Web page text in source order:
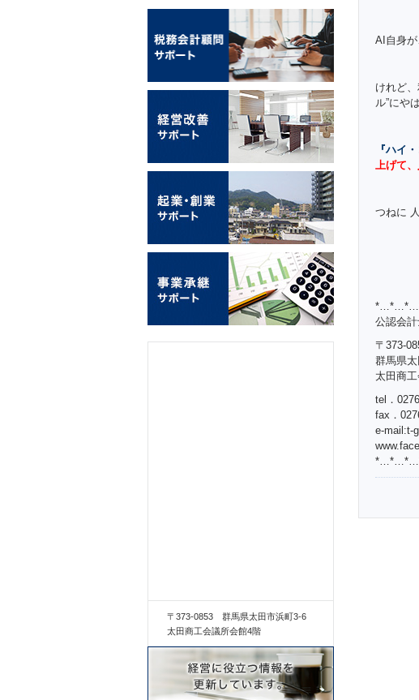
AI自身が
けれど
ル”にや
『ハイ
上げて
つねに
公認会
〒373-
群馬県
太田商
tel．
fax．
e-mail:t-
〒373-0853 群馬県太田市浜町3-6
太田商工会議所会館4階